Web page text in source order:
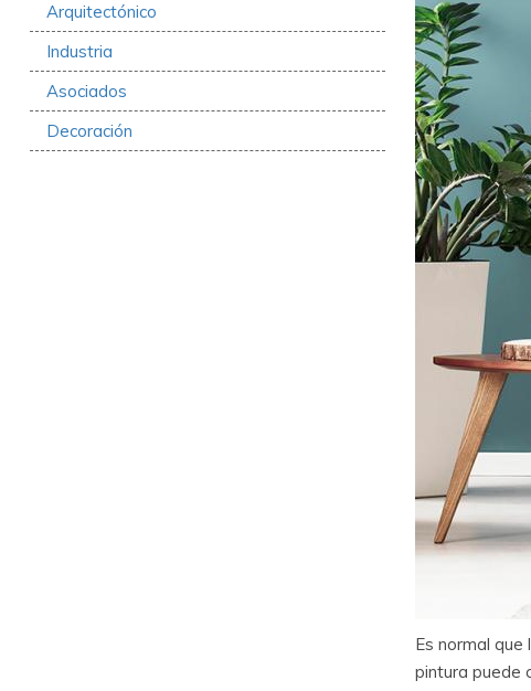
Es normal
pintura puede
Arquitectónico
Industria
Asociados
Decoración